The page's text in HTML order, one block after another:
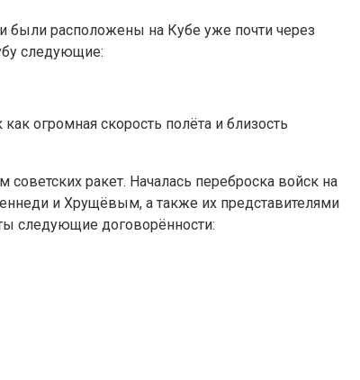
были расположены на Кубе уже почти через
следующие:
огромная скорость полёта и близость
ракет. Началась переброска войск на
и Хрущёвым, а также их представителями
следующие договорённости: